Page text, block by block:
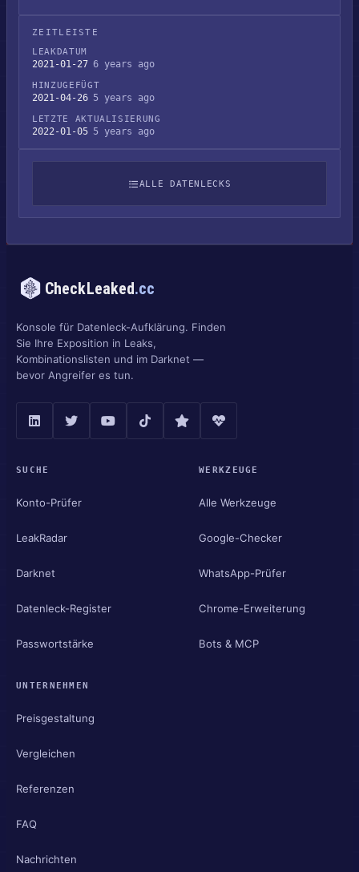
ZEITLEISTE
LEAKDATUM
2021-01-27 6 years ago
HINZUGEFÜGT
2021-04-26 5 years ago
LETZTE AKTUALISIERUNG
2022-01-05 5 years ago
ALLE DATENLECKS
CheckLeaked.cc
Konsole für Datenleck-Aufklärung. Finden
Sie Ihre Exposition in Leaks,
Kombinationslisten und im Darknet —
bevor Angreifer es tun.
SUCHE
Konto-Prüfer
LeakRadar
Darknet
Datenleck-Register
Passwortstärke
WERKZEUGE
Alle Werkzeuge
Google-Checker
WhatsApp-Prüfer
Chrome-Erweiterung
Bots & MCP
UNTERNEHMEN
Preisgestaltung
Vergleichen
Referenzen
FAQ
Nachrichten